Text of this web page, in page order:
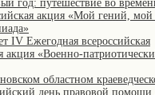
год: путешествие во
акция «Мой гений, мой
IV Ежегодная всероссийская
акция «Военно-
областном
день правовой помощи